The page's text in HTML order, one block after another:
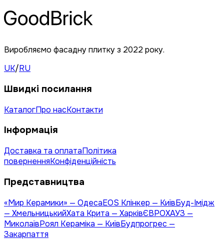
Виробляємо фасадну плитку з 2022 року.
UK/RU
Швидкі посилання
КаталогПро насКонтакти
Інформація
Доставка та оплатаПолітика
поверненняКонфіденційність
Представництва
«Мир Керамики» — ОдесаEOS Клінкер — КиївБуд-Імідж
— ХмельницькийХата Крита — ХарківЄВРОХАУЗ —
МиколаївРоял Кераміка — КиївБудпрогрес —
Закарпаття